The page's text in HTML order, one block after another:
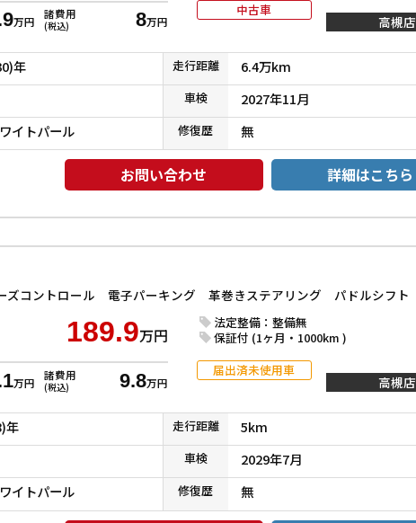
万円
諸費用
(税込) 8万円
中古車
高槻店
年 走行距離 6.4万km
車検 2027年11月
イトパール 修復歴 無
お問い合わせ 詳細はこちら
189.9万円
万円
諸費用
(税込) 9.8万円
法定整備：整備無
保証付 (1ヶ月・1000km )
届出済未使用車
高槻店
年 走行距離 5km
車検 2029年7月
イトパール 修復歴 無